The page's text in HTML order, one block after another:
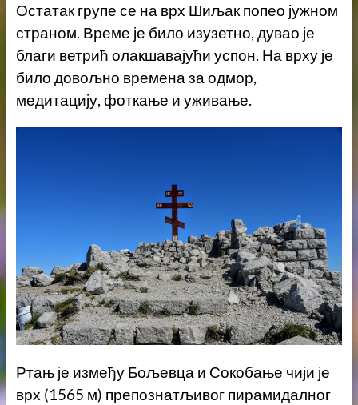
Остатак групе се на врх Шиљак попео јужном
страном. Време је било изузетно, дувао је
благи ветрић олакшавајући успон. На врху је
било довољно времена за одмор,
медитацију, фоткање и уживање.
Ртањ је између Бољевца и Сокобање чији је
врх (1565 м) препознатљивог пирамидалног